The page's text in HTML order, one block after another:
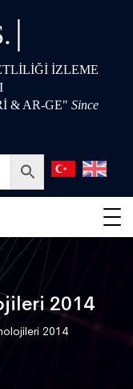
|
İZLEME
& AR-GE" Since
2014
2014